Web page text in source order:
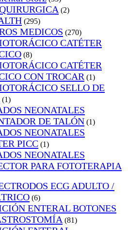
(2)
(295)
MEDICOS (270)
CATÉTER
(8)
CATÉTER
CON TROCAR (1)
SELLO DE
(1)
NEONATALES
DE TALÓN (1)
NEONATALES
PICC (1)
NEONATALES
PARA FOTOTERAPIA
ECG ADULTO /
(6)
ENTERAL BOTONES
(81)